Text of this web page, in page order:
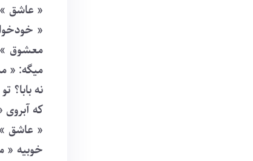
« عاشق
«
معشوق »
میگه: «
نه
که
« عاشق »
خوبیه «